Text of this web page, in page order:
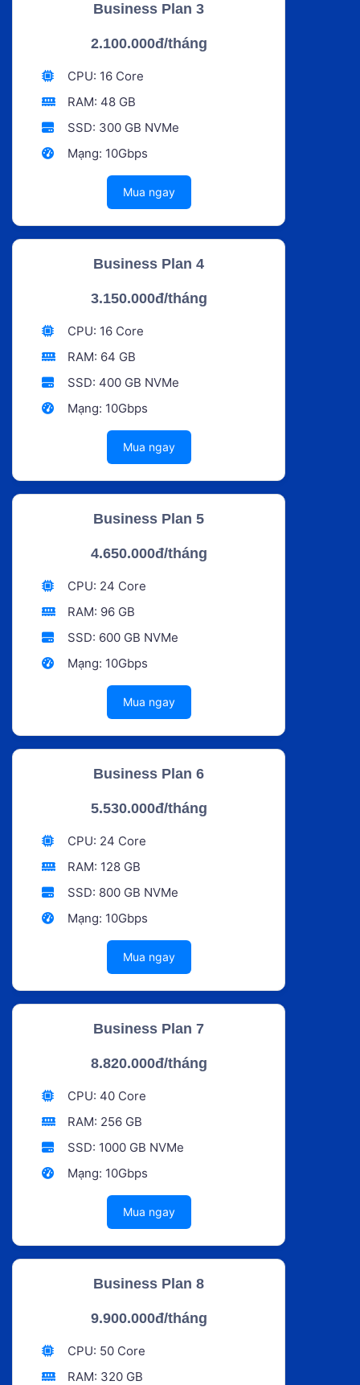
Business Plan 3
2.100.000đ/tháng
CPU: 16 Core
RAM: 48 GB
SSD: 300 GB NVMe
Mạng: 10Gbps
Mua ngay
Business Plan 4
3.150.000đ/tháng
CPU: 16 Core
RAM: 64 GB
SSD: 400 GB NVMe
Mạng: 10Gbps
Mua ngay
Business Plan 5
4.650.000đ/tháng
CPU: 24 Core
RAM: 96 GB
SSD: 600 GB NVMe
Mạng: 10Gbps
Mua ngay
Business Plan 6
5.530.000đ/tháng
CPU: 24 Core
RAM: 128 GB
SSD: 800 GB NVMe
Mạng: 10Gbps
Mua ngay
Business Plan 7
8.820.000đ/tháng
CPU: 40 Core
RAM: 256 GB
SSD: 1000 GB NVMe
Mạng: 10Gbps
Mua ngay
Business Plan 8
9.900.000đ/tháng
CPU: 50 Core
RAM: 320 GB